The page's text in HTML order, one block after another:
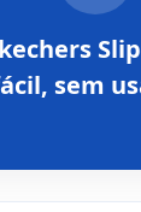
sem